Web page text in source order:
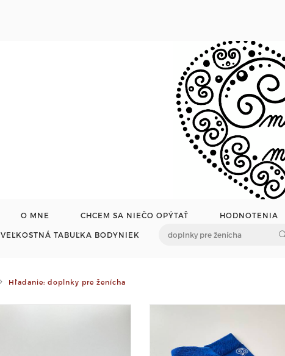
O MNE CHCEM SA NIEČO OPÝTAŤ HODNOTENIA
VEĽKOSTNÁ TABUĽKA BODYNIEK
Hľadanie: doplnky pre ženícha